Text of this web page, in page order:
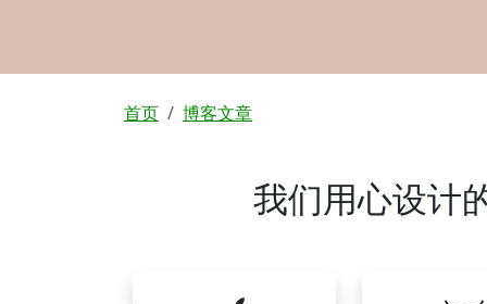
面包屑
首页 博客文章
我们用心设计